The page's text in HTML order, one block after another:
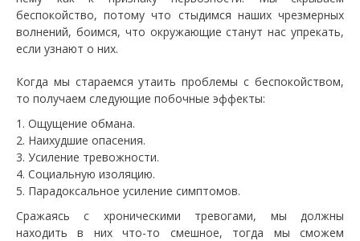
беспокойство, потому что стыдимся наших чрезмерных
волнений, боимся, что окружающие станут нас упрекать,
если узнают о них.
Когда мы стараемся утаить проблемы с беспокойством,
то получаем следующие побочные эффекты:
Ощущение обмана.
Наихудшие опасения.
Усиление тревожности.
Социальную изоляцию.
Парадоксальное усиление симптомов.
Сражаясь с хроническими тревогами, мы должны
находить в них что-то смешное, тогда мы сможем